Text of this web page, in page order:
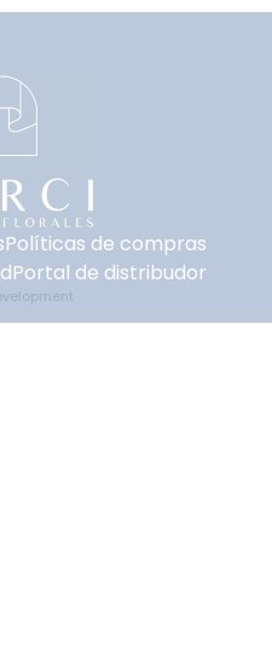
Políticas de compras
Portal de distribudor